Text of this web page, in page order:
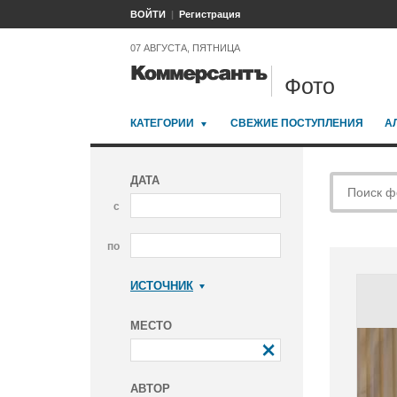
ВОЙТИ Регистрация
07 АВГУСТА, ПЯТНИЦА
Фото
КАТЕГОРИИ СВЕЖИЕ ПОСТУПЛЕНИЯ
ДАТА
с
по
ИСТОЧНИК
МЕСТО
АВТОР